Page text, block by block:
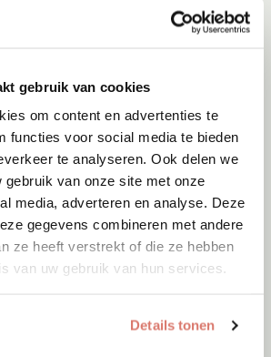
gebruik van cookies
om content en advertenties te
functies voor social media te bieden
te analyseren. Ook delen we
gebruik van onze site met onze
media, adverteren en analyse. Deze
gegevens combineren met andere
ze heeft verstrekt of die ze hebben
van uw gebruik van hun services.
Details tonen